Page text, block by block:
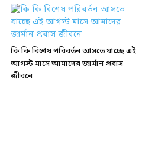
কি কি বিশেষ পরিবর্তন আসতে যাচ্ছে এই
আগস্ট মাসে আমাদের জার্মান প্রবাস
জীবনে